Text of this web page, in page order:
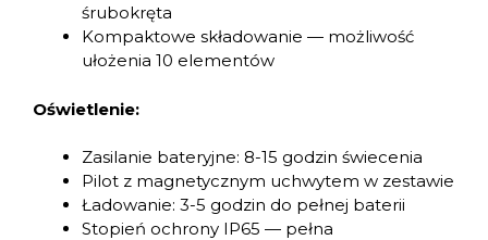
śrubokręta
Kompaktowe składowanie — możliwość
ułożenia 10 elementów
Oświetlenie:
Zasilanie bateryjne: 8-15 godzin świecenia
Pilot z magnetycznym uchwytem w zestawie
Ładowanie: 3-5 godzin do pełnej baterii
Stopień ochrony IP65 — pełna